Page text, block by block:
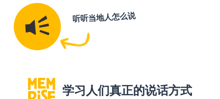
听听当地人怎么说
学习人们真正的说话方式